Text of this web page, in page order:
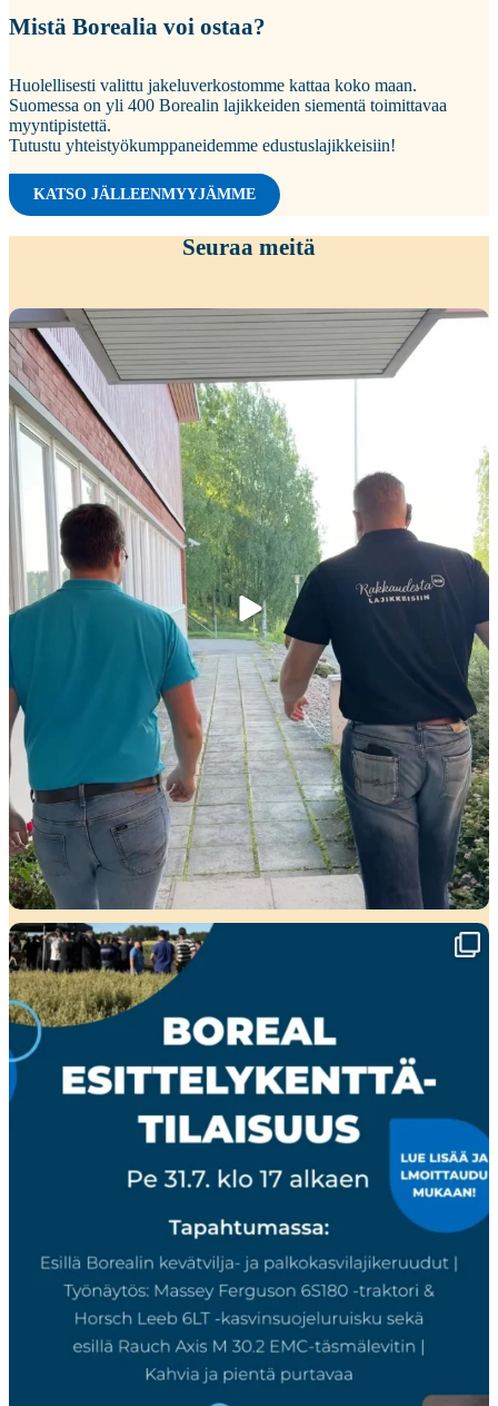
Mistä Borealia voi ostaa?
Huolellisesti valittu jakeluverkostomme kattaa koko maan.
Suomessa on yli 400 Borealin lajikkeiden siementä toimittavaa
myyntipistettä.
Tutustu yhteistyökumppaneidemme edustuslajikkeisiin!
KATSO JÄLLEENMYYJÄMME
Seuraa meitä
Kiitokset viime viikon peltopäivillemme...
35 0
🌾 Perjantaina Liedossa luvassa lajikeuutuuksia,